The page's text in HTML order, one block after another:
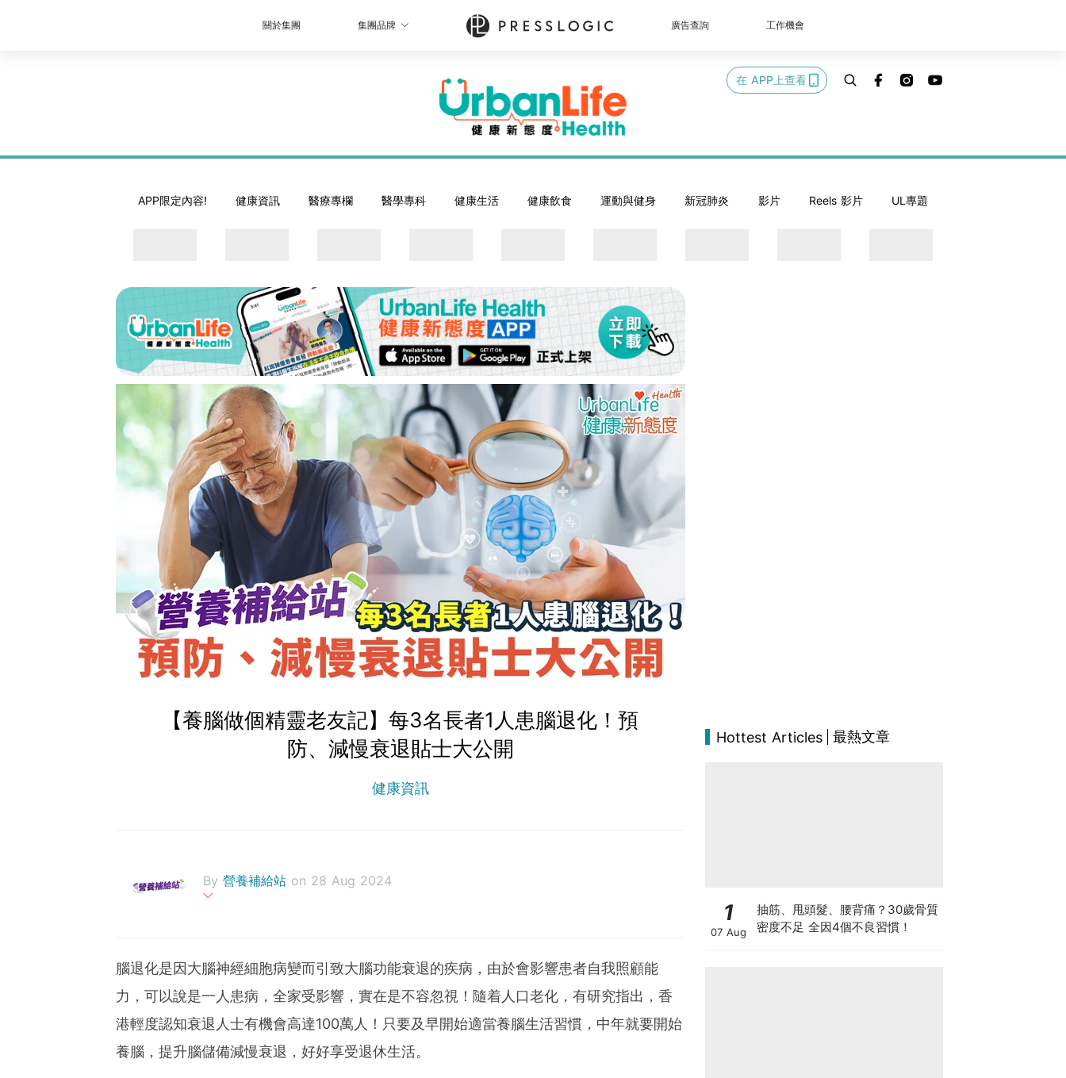
關於集團 集團品牌 廣告查詢 工作機會
在 APP上查看
APP限定內容! 健康資訊 醫療專欄 醫學專科 健康生活 健康飲食 運動與健身 新冠肺炎 影片 Reels 影片 UL專題
【養腦做個精靈老友記】每3名長者1人患腦退化！預
防、減慢衰退貼士大公開
健康資訊
By 營養補給站 on 28 Aug 2024
下降的情況亦十分常見。除非是因醫療需要的刻意減重，否則應在醫護人員指導下
歐洲大型臨床研究證實，持續補充特定醫學養腦配方，有效促進腦部神經細胞聯
繫，改善記憶力。立即問問醫護人員了解更多養腦方法！
腦退化是因大腦神經細胞病變而引致大腦功能衰退的疾病，由於會影響患者自我照顧能
力，可以說是一人患病，全家受影響，實在是不容忽視！隨着人口老化，有研究指出，香
港輕度認知衰退人士有機會高達100萬人！只要及早開始適當養腦生活習慣，中年就要開始
養腦，提升腦儲備減慢衰退，好好享受退休生活。
Hottest Articles 最熱文章
1
07 Aug
抽筋、甩頭髮、腰背痛？30歲骨質
密度不足 全因4個不良習慣！